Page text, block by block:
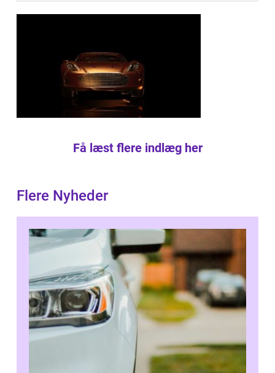
Få læst flere indlæg her
Flere Nyheder